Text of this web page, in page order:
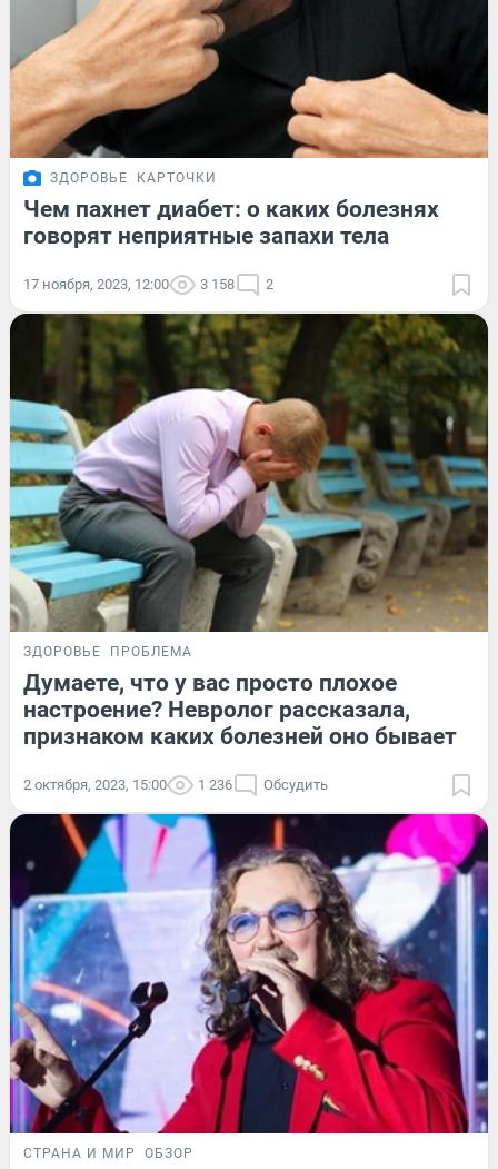
ЗДОРОВЬЕ КАРТОЧКИ
Чем пахнет диабет: о каких болезнях
говорят неприятные запахи тела
17 ноября, 2023, 12:00 3 158 2
ЗДОРОВЬЕ ПРОБЛЕМА
Думаете, что у вас просто плохое
настроение? Невролог рассказала,
признаком каких болезней оно бывает
2 октября, 2023, 15:00 1 236 Обсудить
СТРАНА И МИР ОБЗОР